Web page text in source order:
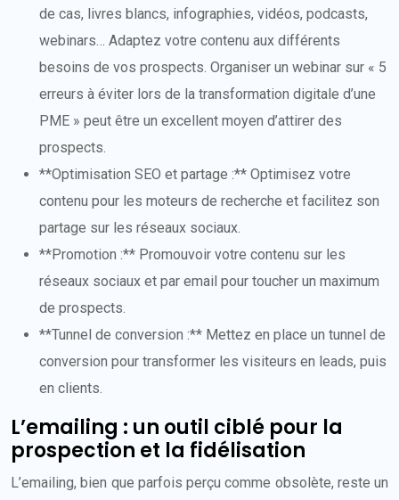
de cas, livres blancs, infographies, vidéos, podcasts,
webinars… Adaptez votre contenu aux différents
besoins de vos prospects. Organiser un webinar sur « 5
erreurs à éviter lors de la transformation digitale d’une
PME » peut être un excellent moyen d’attirer des
prospects.
**Optimisation SEO et partage :** Optimisez votre
contenu pour les moteurs de recherche et facilitez son
partage sur les réseaux sociaux.
**Promotion :** Promouvoir votre contenu sur les
réseaux sociaux et par email pour toucher un maximum
de prospects.
**Tunnel de conversion :** Mettez en place un tunnel de
conversion pour transformer les visiteurs en leads, puis
en clients.
L’emailing : un outil ciblé pour la
prospection et la fidélisation
L’emailing, bien que parfois perçu comme obsolète, reste un